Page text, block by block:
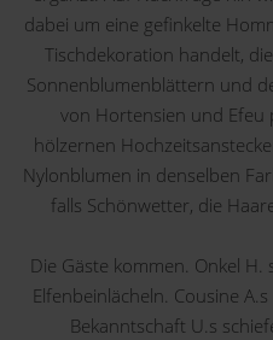
dabei um eine gefinkelte
Tischdekoration handelt,
Sonnenblumenblättern und
von Hortensien und
hölzernen
Nylonblumen in denselben
falls Schönwetter, die
Die Gäste kommen. Onkel H.
Elfenbeinlächeln. Cousine
Bekanntschaft U.s